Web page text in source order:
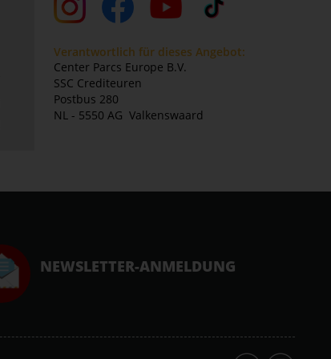
Verantwortlich für dieses Angebot:
Center Parcs Europe B.V.
SSC Crediteuren
Postbus 280
NL - 5550 AG Valkenswaard
NEWSLETTER-ANMELDUNG